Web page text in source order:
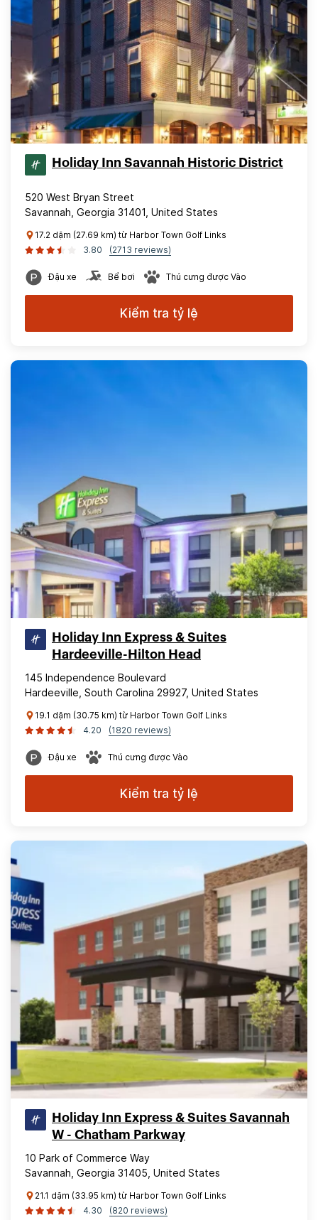
Holiday Inn Savannah Historic District
520 West Bryan Street
Savannah, Georgia 31401, United States
17.2 dặm (27.69 km) từ Harbor Town Golf Links
3.80
(2713 reviews)
Đậu xe Bể bơi Thú cưng được Vào
Kiểm tra tỷ lệ
Holiday Inn Express & Suites
Hardeeville-Hilton Head
145 Independence Boulevard
Hardeeville, South Carolina 29927, United States
19.1 dặm (30.75 km) từ Harbor Town Golf Links
4.20
(1820 reviews)
Đậu xe Thú cưng được Vào
Kiểm tra tỷ lệ
Holiday Inn Express & Suites Savannah
W - Chatham Parkway
10 Park of Commerce Way
Savannah, Georgia 31405, United States
21.1 dặm (33.95 km) từ Harbor Town Golf Links
4.30
(820 reviews)